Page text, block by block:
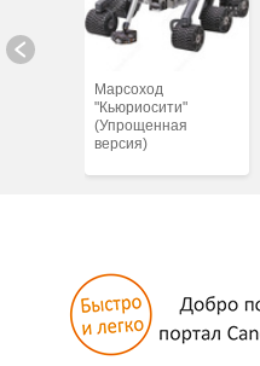
Марсоход
"Кьюриосити"
(Упрощенная
версия)